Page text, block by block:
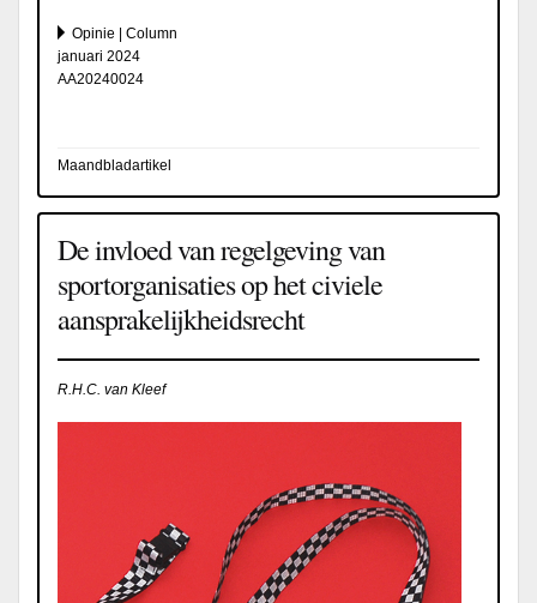
Opinie | Column
januari 2024
AA20240024
Maandbladartikel
De invloed van regelgeving van
sportorganisaties op het civiele
aansprakelijkheidsrecht
R.H.C. van Kleef